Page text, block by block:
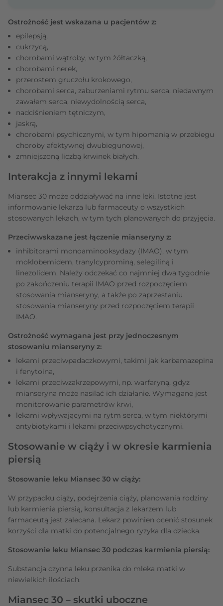
Ostrożność jest wskazana u pacjentów z:
epilepsją,
cukrzycą,
chorobami wątroby, w tym żółtaczką,
chorobami nerek,
przerostem gruczołu krokowego,
chorobami serca, zaburzeniami rytmu serca, niedawnym
zawałem serca, niewydolnością serca,
nadciśnieniem tętniczym,
jaskrą,
chorobami psychicznymi, w tym hipomanią w przebiegu
choroby afektywnej dwubiegunowej,
zmniejszoną liczbą krwinek białych.
Interakcja z innymi lekami
Miansec 30 może oddziaływać na inne leki. Istotne jest
informowanie lekarza lub farmaceuty o wszystkich
stosowanych lekach, w tym tych planowanych do przyjęcia.
Przeciwwskazane jest łączenie mianseryny z:
inhibitorami monoaminooksydazy (IMAO), w tym
moklobemidem, tranylcyprominą, selegiliną i
linezolidem. Należy odczekać co najmniej dwa tygodnie
po zakończeniu terapii IMAO przed rozpoczęciem
stosowania mianseryny, a także po zaprzestaniu
stosowania mianseryny przed rozpoczęciem terapii
IMAO.
Ostrożność wymagana jest przy jednoczesnym
stosowaniu mianseryny z:
lekami przeciwpadaczkowymi, takimi jak karbamazepina
i fenytoina,
lekami przeciwzakrzepowymi, np. warfaryną, gdyż
mianseryna może nasilać ich działanie. Wymagane jest
monitorowanie parametrów krwi,
lekami wpływającymi na rytm serca, w tym niektórymi
antybiotykami i lekami przeciwpsychotycznymi.
Stosowanie w ciąży i w okresie karmienia
piersią
Stosowanie leku Miansec 30 w ciąży:
W przypadku ciąży, podejrzenia ciąży, planowania rodziny
lub karmienia piersią, konsultacja z lekarzem lub
farmaceutą jest zalecana. Lekarz powinien ocenić stosunek
korzyści dla matki do potencjalnego ryzyka dla dziecka.
Stosowanie leku Miansec 30 podczas karmienia piersią:
Substancja czynna leku przenika do mleka matki w
niewielkich ilościach.
Miansec 30 – skutki uboczne